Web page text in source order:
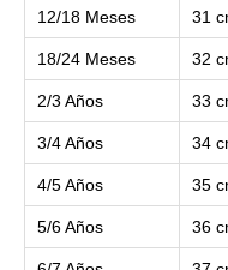
12/18 Meses 31
18/24 Meses 32
2/3 Años 33
3/4 Años 34
4/5 Años 35
5/6 Años 36